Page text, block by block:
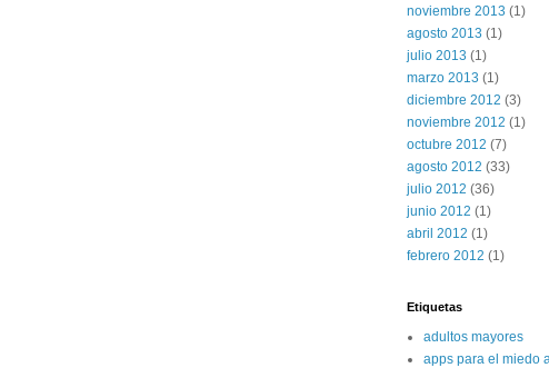
noviembre 2013 (1)
agosto 2013 (1)
julio 2013 (1)
marzo 2013 (1)
diciembre 2012 (3)
noviembre 2012 (1)
octubre 2012 (7)
agosto 2012 (33)
julio 2012 (36)
junio 2012 (1)
abril 2012 (1)
febrero 2012 (1)
Etiquetas
adultos mayores
apps para el miedo